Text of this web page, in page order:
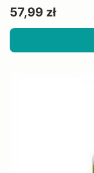
Cena
57,99 zł